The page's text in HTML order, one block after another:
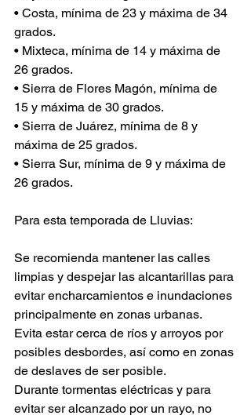
• Costa, mínima de 23 y máxima de 34
grados.
• Mixteca, mínima de 14 y máxima de
26 grados.
• Sierra de Flores Magón, mínima de
15 y máxima de 30 grados.
• Sierra de Juárez, mínima de 8 y
máxima de 25 grados.
• Sierra Sur, mínima de 9 y máxima de
26 grados.
Para esta temporada de Lluvias:
Se recomienda mantener las calles
limpias y despejar las alcantarillas para
evitar encharcamientos e inundaciones
principalmente en zonas urbanas.
Evita estar cerca de ríos y arroyos por
posibles desbordes, así como en zonas
de deslaves de ser posible.
Durante tormentas eléctricas y para
evitar ser alcanzado por un rayo, no